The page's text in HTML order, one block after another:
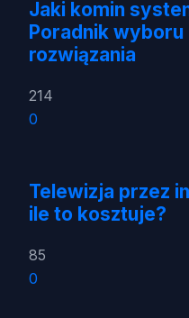
Jaki komin
Poradnik
rozwiązania
214
0
Telewizja przez
ile to kosztuje?
85
0